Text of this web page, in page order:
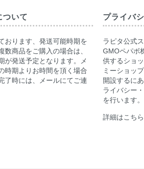
ついて
おります、発送可能時期を
数商品をご購入の場合は、
が発送予定となります。メ
時期よりお時間を頂く場合
了時には、メールにてご連
プライバ
ラピタ公式
GMOペパボ
供するショ
ミーショッ
開設するに
ライバシー
を行います。
詳細はこちら